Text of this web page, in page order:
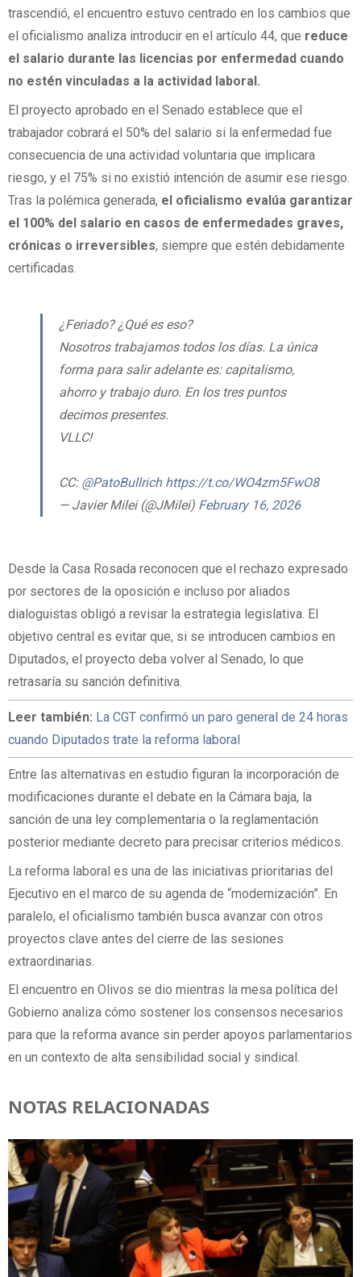
trascendió, el encuentro estuvo centrado en los cambios que
el oficialismo analiza introducir en el artículo 44, que reduce
el salario durante las licencias por enfermedad cuando
no estén vinculadas a la actividad laboral.
El proyecto aprobado en el Senado establece que el
trabajador cobrará el 50% del salario si la enfermedad fue
consecuencia de una actividad voluntaria que implicara
riesgo, y el 75% si no existió intención de asumir ese riesgo.
Tras la polémica generada, el oficialismo evalúa garantizar
el 100% del salario en casos de enfermedades graves,
crónicas o irreversibles, siempre que estén debidamente
certificadas.
¿Feriado? ¿Qué es eso?
Nosotros trabajamos todos los días. La única
forma para salir adelante es: capitalismo,
ahorro y trabajo duro. En los tres puntos
decimos presentes.
VLLC!
CC: @PatoBullrich https://t.co/WO4zm5FwO8
— Javier Milei (@JMilei) February 16, 2026
Desde la Casa Rosada reconocen que el rechazo expresado
por sectores de la oposición e incluso por aliados
dialoguistas obligó a revisar la estrategia legislativa. El
objetivo central es evitar que, si se introducen cambios en
Diputados, el proyecto deba volver al Senado, lo que
retrasaría su sanción definitiva.
Leer también: La CGT confirmó un paro general de 24 horas
cuando Diputados trate la reforma laboral
Entre las alternativas en estudio figuran la incorporación de
modificaciones durante el debate en la Cámara baja, la
sanción de una ley complementaria o la reglamentación
posterior mediante decreto para precisar criterios médicos.
La reforma laboral es una de las iniciativas prioritarias del
Ejecutivo en el marco de su agenda de “modernización”. En
paralelo, el oficialismo también busca avanzar con otros
proyectos clave antes del cierre de las sesiones
extraordinarias.
El encuentro en Olivos se dio mientras la mesa política del
Gobierno analiza cómo sostener los consensos necesarios
para que la reforma avance sin perder apoyos parlamentarios
en un contexto de alta sensibilidad social y sindical.
NOTAS RELACIONADAS